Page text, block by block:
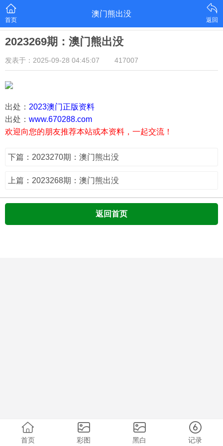
首页
澳门熊出没
返回
2023269期：澳门熊出没
发表于：2025-09-28 04:45:07 417007
出处： 2023澳门正版资料
出处： www.670288.com
欢迎向您的朋友推荐本站或本资料，一起交流！
下篇：2023270期：澳门熊出没
上篇：2023268期：澳门熊出没
返回首页
首页 彩图 黑白 记录